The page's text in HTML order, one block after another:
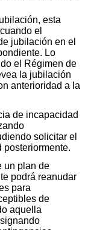
esta
el
jubilación en el
Lo
el Régimen de
la jubilación
anterioridad a la
de incapacidad
solicitar el
posteriormente.
un plan de
podrá reanudar
para
de
aquella